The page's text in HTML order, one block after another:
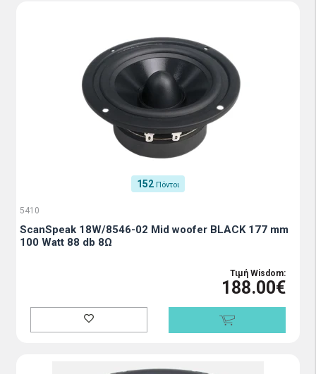
152 Πόντοι
5410
ScanSpeak 18W/8546-02 Mid woofer BLACK 177 mm
100 Watt 88 db 8Ω
Τιμή Wisdom:
188.00€